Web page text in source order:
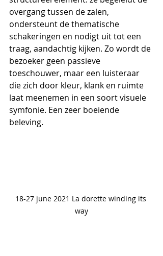
overgang tussen de zalen,
ondersteunt de thematische
schakeringen en nodigt uit tot een
traag, aandachtig kijken. Zo wordt de
bezoeker geen passieve
toeschouwer, maar een luisteraar
die zich door kleur, klank en ruimte
laat meenemen in een soort visuele
symfonie. Een zeer boeiende
beleving.
18-27 june 2021 La dorette winding its
way